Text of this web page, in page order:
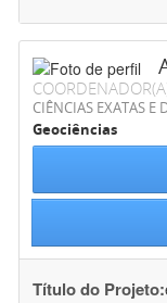
CIÊNCIAS EXATAS E
Geociências
Título do Projeto: